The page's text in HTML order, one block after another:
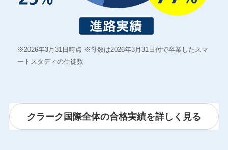
※2026年3月31日時点 ※母数は2026年3月31日付で卒業したスマ
ートスタディの生徒数
クラーク国際全体の合格実績を詳しく見る